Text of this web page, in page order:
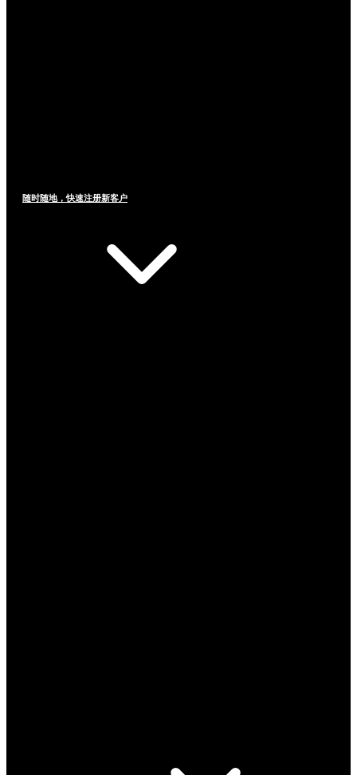
随时随地，快速注册新客户